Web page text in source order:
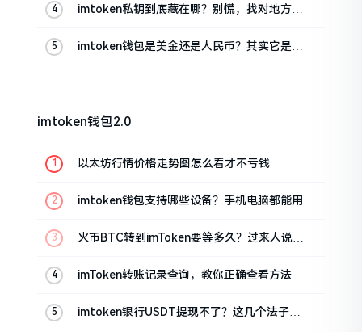
imtoken私钥到底藏在哪？别慌，找对地方才
imtoken钱包是美金还是人民币？其实它是个
imtoken钱包2.0
以太坊行情价格走势图怎么看才不亏钱
imtoken钱包支持哪些设备？手机电脑都能用
火币BTC转到imToken要等多久？过来人说说
imToken转账记录查询，教你正确查看方法
imtoken银行USDT提现不了？这几个法子能